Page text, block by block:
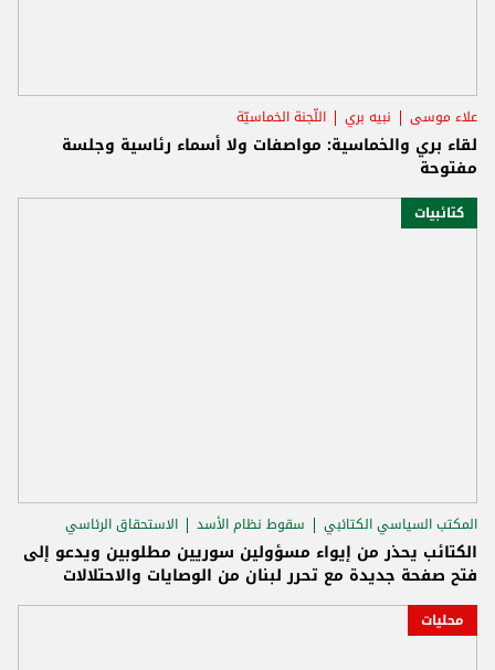
علاء موسى نبيه بري اللّجنة الخماسيّة
لقاء بري والخماسية: مواصفات ولا أسماء رئاسية وجلسة
مفتوحة
كتائبيات
المكتب السياسي الكتائبي سقوط نظام الأسد الاستحقاق الرئاسي
الكتائب يحذر من إيواء مسؤولين سوريين مطلوبين ويدعو إلى
فتح صفحة جديدة مع تحرر لبنان من الوصايات والاحتلالات
محليات